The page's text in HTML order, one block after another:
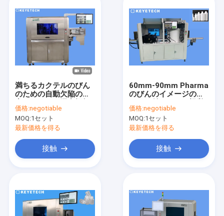
プロダクト
満ちるカクテルのびん
のための自動欠陥の検
器
価格:negotiable
MOQ:1セット
最新価格を得る
接触
60mm-90mm Pharma
のびんのイメージのカ
検査システム装置
価格:negotiable
MOQ:1セット
最新価格を得る
接触